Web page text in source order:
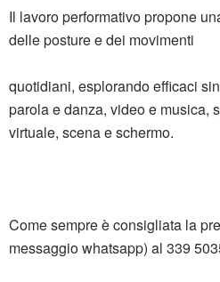
Il lavoro performativo propone
delle posture e dei movimenti
quotidiani, esplorando efficaci
parola e danza, video e musica,
virtuale, scena e schermo.
Come sempre è consigliata la
messaggiowhatsapp) al 339